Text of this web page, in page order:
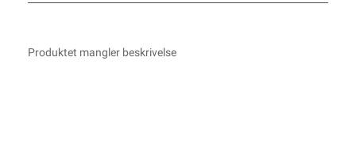
Produktet mangler beskrivelse